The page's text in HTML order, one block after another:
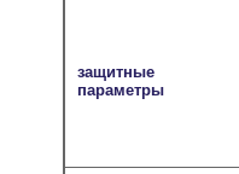
защитные
параметры